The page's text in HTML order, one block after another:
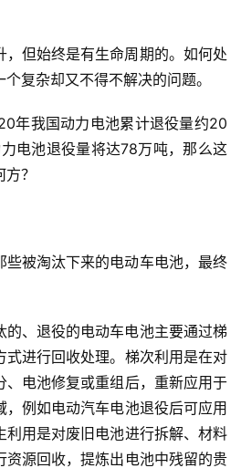
，但始终是有生命周期的。如何处
复杂却又不得不解决的问题。
年我国动力电池累计退役量约20
电池退役量将达78万吨，那么这
？
些被淘汰下来的电动车电池，最终
的、退役的电动车电池主要通过梯
式进行回收处理。梯次利用是在对
、电池修复或重组后，重新应用于
例如电动汽车电池退役后可应用
利用是对废旧电池进行拆解、材料
资源回收，提炼出电池中残留的贵